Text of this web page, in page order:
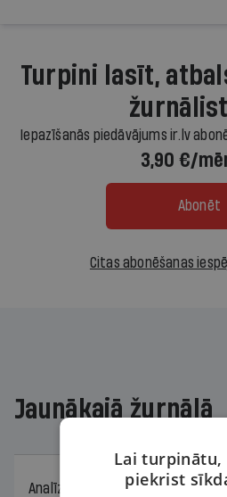
Turpini lasīt,
Iepazīšanās piedāvājums ir.lv
3,90 €/
Abonēt
Citas abonēšanas
Jaunākajā žurnālā
Analīze
06.08.2026.
Lai turpinātu,
piekrist